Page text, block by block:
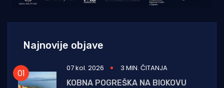
Najnovije objave
07 kol. 2026
3 MIN. ČITANJA
KOBNA POGREŠKA NA BIOKOVU